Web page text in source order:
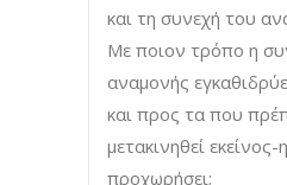
και τη συνεχή του
Με ποιον τρόπο η
αναμονής
και προς τα που
μετακινηθεί
προχωρήσει;